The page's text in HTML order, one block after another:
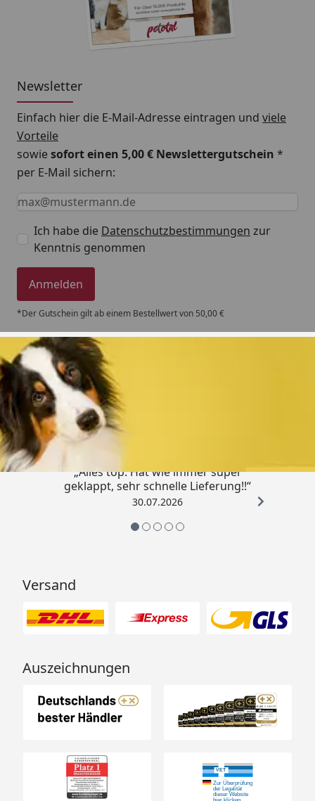
Newsletter
Einfach hier die E-Mail-Adresse eintragen und viele
Vorteile
sowiesofort einen 5,00 € Newslettergutschein *
per E-Mail sichern:
Keine Eingabe erforderlich
Eingabe erforderlich
E-Mail *
Ich habe die Datenschutzbestimmungen zur
Kenntnis genommen
Anmelden
*Der Gutschein gilt ab einem Bestellwert von 50,00 €
Trusted Shops
„Alles top. Hat wie immer super
geklappt, sehr schnelle Lieferung!!“
30.07.2026
Versand
Auszeichnungen